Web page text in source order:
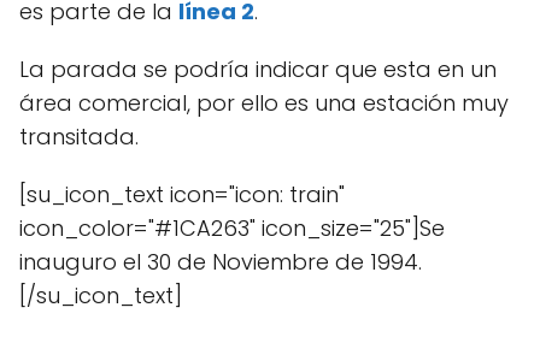
es parte de la línea 2.
La parada se podría indicar que esta en un
área comercial, por ello es una estación muy
transitada.
[su_icon_text icon="icon: train"
icon_color="#1CA263" icon_size="25"]Se
inauguro el 30 de Noviembre de 1994.
[/su_icon_text]